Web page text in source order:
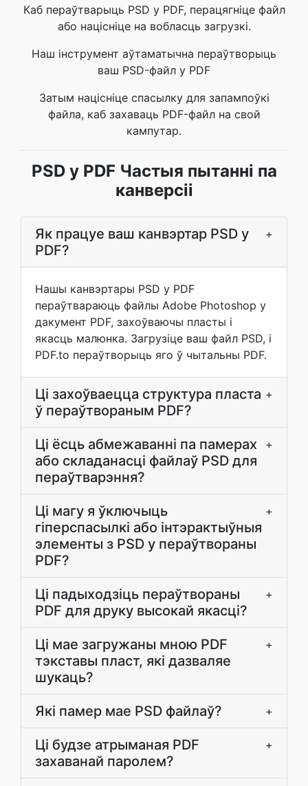
Каб пераўтварыць PSD у PDF, перацягніце файл
або націсніце на вобласць загрузкі.
Наш інструмент аўтаматычна пераўтворыць
ваш PSD-файл у PDF
Затым націсніце спасылку для запампоўкі
файла, каб захаваць PDF-файл на свой
кампутар.
PSD у PDF Частыя пытанні па
канверсіі
Як працуе ваш канвэртар PSD у
PDF?
+
Нашы канвэртары PSD у PDF
пераўтвараюць файлы Adobe Photoshop у
дакумент PDF, захоўваючы пласты і
якасць малюнка. Загрузіце ваш файл PSD, і
PDF.to пераўтворыць яго ў чытальны PDF.
Ці захоўваецца структура пласта
ў пераўтвораным PDF?
+
Ці ёсць абмежаванні па памерах
або складанасці файлаў PSD для
пераўтварэння?
+
Ці магу я ўключыць
гіперспасылкі або інтэрактыўныя
элементы з PSD у пераўтвораны
PDF?
+
Ці падыходзіць пераўтвораны
PDF для друку высокай якасці?
+
Ці мае загружаны мною PDF
тэкставы пласт, які дазваляе
шукаць?
+
Які памер мае PSD файлаў? +
Ці будзе атрыманая PDF
захаванай паролем?
+